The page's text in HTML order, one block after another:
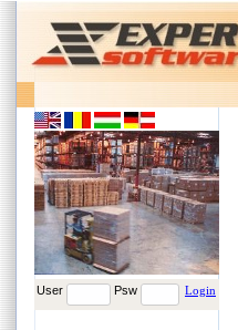
User Psw Login